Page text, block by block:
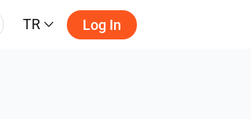
TR Log In